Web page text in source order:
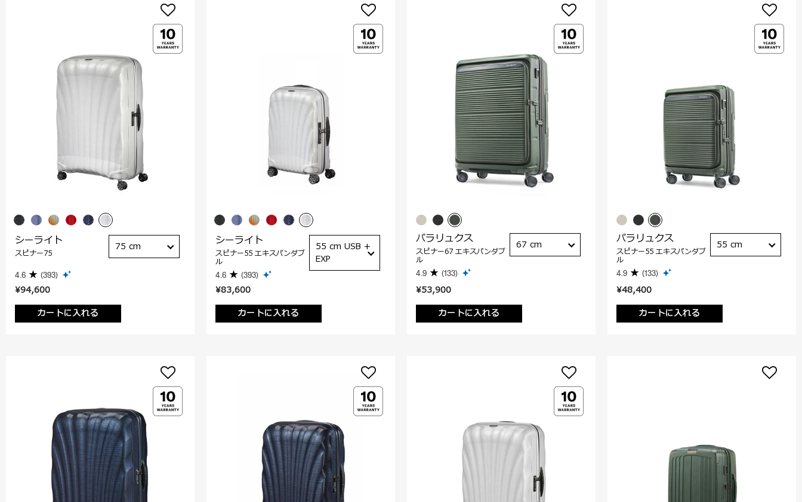
¥94,600
カートに入れる
シーライト
スピナー75
4.6 (393)
75 cm
¥83,600
カートに入れる
シーライト
スピナー55 エキスパンダブ
ル
4.6 (393)
55 cm USB +
EXP
¥53,900
カートに入れる
パラリュクス
スピナー67 エキスパンダブ
ル
4.9 (133)
67 cm
¥48,400
カートに入れる
パラリュクス
スピナー55 エキスパンダブ
ル
4.9 (133)
55 cm